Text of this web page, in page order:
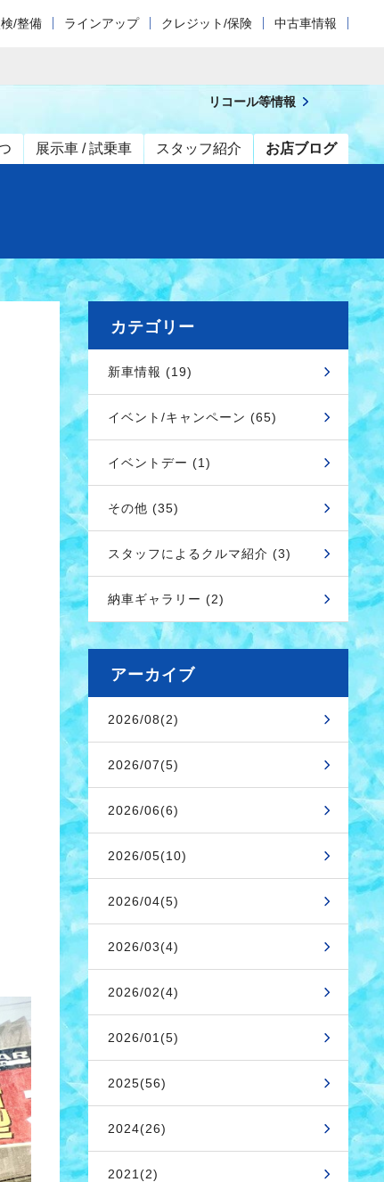
/整備 ラインアップ クレジット/保険 中古車情報
展示車 / 試乗車 スタッフ紹介 お店ブログ
リコール等情報
カテゴリー
新車情報 (19)
イベント/キャンペーン (65)
イベントデー (1)
その他 (35)
スタッフによるクルマ紹介 (3)
納車ギャラリー (2)
アーカイブ
2026/08(2)
2026/07(5)
2026/06(6)
2026/05(10)
2026/04(5)
2026/03(4)
2026/02(4)
2026/01(5)
2025(56)
2024(26)
2021(2)